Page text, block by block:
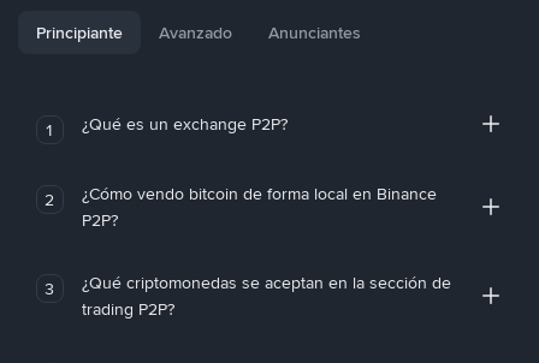
Principiante Avanzado Anunciantes
1 ¿Qué es un exchange P2P?
2
¿Cómo vendo bitcoin de forma local en Binance
P2P?
3
¿Qué criptomonedas se aceptan en la sección de
trading P2P?